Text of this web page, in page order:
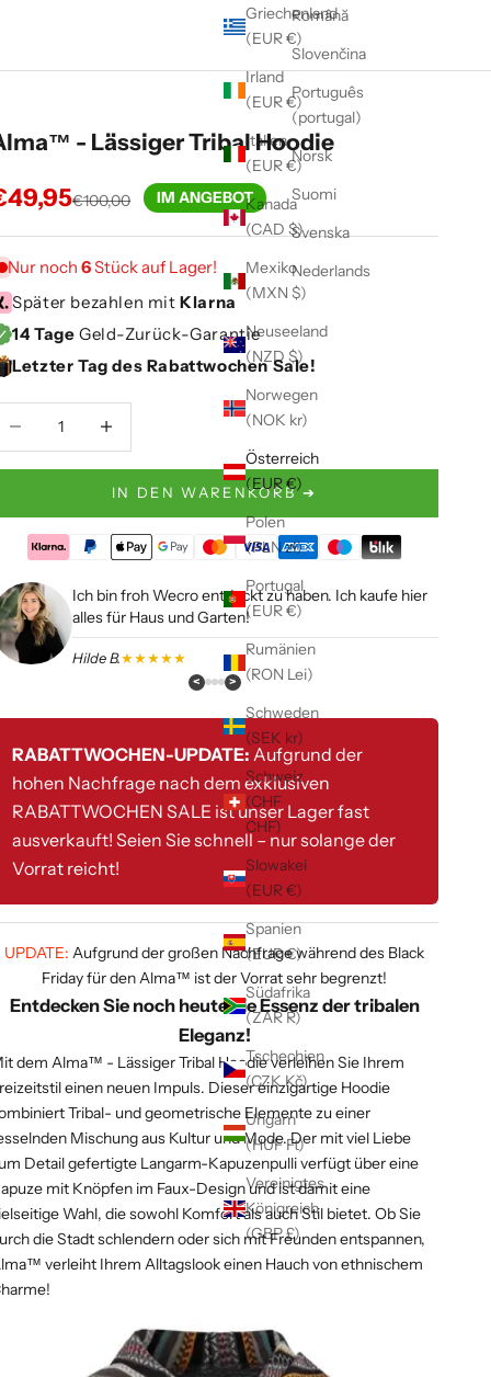
Griechenland
(EUR €)
Irland
(EUR €)
Italien
(EUR €)
Kanada
(CAD $)
Mexiko
(MXN $)
Neuseeland
(NZD $)
Norwegen
(NOK kr)
Österreich
(EUR €)
Polen
(PLN zł)
Portugal
(EUR €)
Rumänien
(RON Lei)
Schweden
(SEK kr)
Schweiz
(CHF
CHF)
Slowakei
(EUR €)
Spanien
(EUR €)
Südafrika
(ZAR R)
Tschechien
(CZK Kč)
Ungarn
(HUF Ft)
Vereinigtes
Königreich
(GBP £)
Română
Slovenčina
Português
(portugal)
Norsk
Suomi
Svenska
Nederlands
- Lässiger Tribal Hoodie
Regulärer Preis
€100,00 IM ANGEBOT
Nur noch6Stück auf Lager!
Später bezahlen mitKlarna
14 Tage Geld-Zurück-Garantie
Letzter Tag des Rabattwochen Sale!
IN DEN WARENKORB ➔
Ich bin froh Wecro entdeckt zu haben. Ich kaufe hier
alles für Haus und Garten!
Hilde B.★★★★★
< >
RABATTWOCHEN-UPDATE: Aufgrund der
hohen Nachfrage nach dem exklusiven
RABATTWOCHEN SALE ist unser Lager fast
ausverkauft! Seien Sie schnell – nur solange der
Vorrat reicht!
UPDATE: Aufgrund der großen Nachfrage während des Black
Friday für den Alma™ ist der Vorrat sehr begrenzt!
Entdecken Sie noch heute die Essenz der tribalen
Eleganz!
dem Alma™ - Lässiger Tribal Hoodie verleihen Sie Ihrem
einen neuen Impuls. Dieser einzigartige Hoodie
Tribal- und geometrische Elemente zu einer
Mischung aus Kultur und Mode. Der mit viel Liebe
Detail gefertigte Langarm-Kapuzenpulli verfügt über eine
mit Knöpfen im Faux-Design und ist damit eine
Wahl, die sowohl Komfort als auch Stil bietet. Ob Sie
die Stadt schlendern oder sich mit Freunden entspannen,
verleiht Ihrem Alltagslook einen Hauch von ethnischem